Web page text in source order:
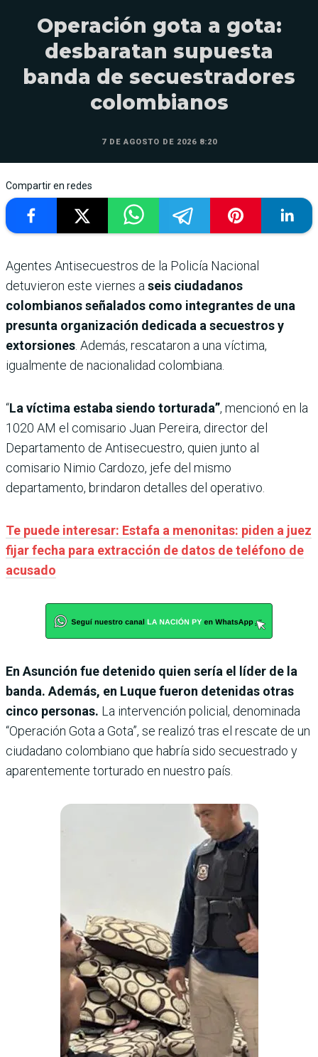
Operación gota a gota:
desbaratan supuesta
banda de secuestradores
colombianos
7 DE AGOSTO DE 2026 8:20
Compartir en redes
Agentes Antisecuestros de la Policía Nacional
detuvieron este viernes a seis ciudadanos
colombianos señalados como integrantes de una
presunta organización dedicada a secuestros y
extorsiones . Además, rescataron a una víctima,
igualmente de nacionalidad colombiana.
“La víctima estaba siendo torturada”, mencionó en la
1020 AM el comisario Juan Pereira, director del
Departamento de Antisecuestro, quien junto al
comisario Nimio Cardozo, jefe del mismo
departamento, brindaron detalles del operativo.
Te puede interesar: Estafa a menonitas: piden a juez
fijar fecha para extracción de datos de teléfono de
acusado
En Asunción fue detenido quien sería el líder de la
banda. Además, en Luque fueron detenidas otras
cinco personas. La intervención policial, denominada
“Operación Gota a Gota”, se realizó tras el rescate de un
ciudadano colombiano que habría sido secuestrado y
aparentemente torturado en nuestro país.